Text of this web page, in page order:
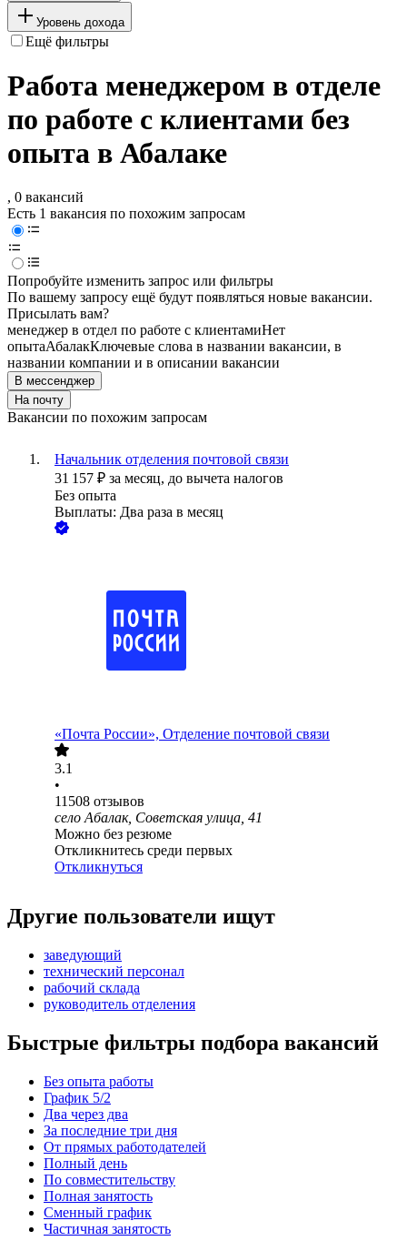
Уровень дохода
Ещё фильтры
Работа менеджером в отделе
по работе с клиентами без
опыта в Абалаке
, 0 вакансий
Есть 1 вакансия по похожим запросам
Попробуйте изменить запрос или фильтры
По вашему запросу ещё будут появляться новые вакансии.
Присылать вам?
менеджер в отдел по работе с клиентамиНет
опытаАбалакКлючевые слова в названии вакансии, в
названии компании и в описании вакансии
В мессенджер
На почту
Вакансии по похожим запросам
Начальник отделения почтовой связи
31 157 ₽ за месяц, до вычета налогов
Без опыта
Выплаты: Два раза в месяц
«Почта России», Отделение почтовой связи
3.1
•
11508 отзывов
село Абалак, Советская улица, 41
Можно без резюме
Откликнитесь среди первых
Откликнуться
Другие пользователи ищут
заведующий
технический персонал
рабочий склада
руководитель отделения
Быстрые фильтры подбора вакансий
Без опыта работы
График 5/2
Два через два
За последние три дня
От прямых работодателей
Полный день
По совместительству
Полная занятость
Сменный график
Частичная занятость